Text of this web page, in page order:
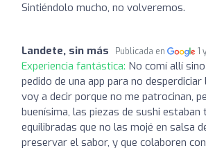
Sintiéndolo mucho, no volveremos.
Landete, sin más Publicada en 1
Experiencia fantástica: No comí allí
pedido de una app para no desperdiciar
voy a decir porque no me patrocinan,
buenísima, las piezas de sushi
equilibradas que no las mojé en salsa
preservar el sabor, y que colaboren